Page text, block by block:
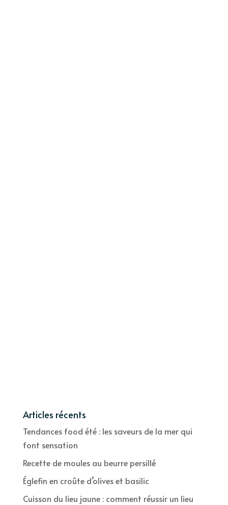
Articles récents
Tendances food été : les saveurs de la mer qui
font sensation
Recette de moules au beurre persillé
Églefin en croûte d’olives et basilic
Cuisson du lieu jaune : comment réussir un lieu